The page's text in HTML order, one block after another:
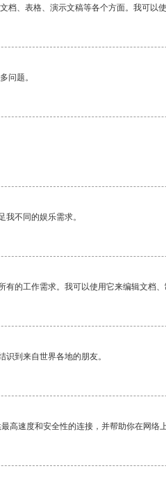
档、表格、演示文稿等各个方面。我可以
问题。
不同的娱乐需求。
的工作需求。我可以使用它来编辑文档、
到来自世界各地的朋友。
高速度和安全性的连接，并帮助你在网络